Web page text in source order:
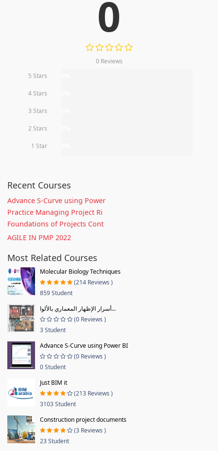
0
0 Reviews
5 Stars
4 Stars
3 Stars
2 Stars
1 Star
Recent Courses
Advance S-Curve using Power
Practice Managing Project Ri
Foundations of Projects Cont
AGILE IN PMP 2022
Most Related Courses
Molecular Biology Techniques
(214 Reviews )
859 Student
أسرار الإظهار المعماري بالألوا...
(0 Reviews )
3 Student
Advance S-Curve using Power BI
(0 Reviews )
0 Student
Just BIM it
(213 Reviews )
3103 Student
Construction project documents
(3 Reviews )
23 Student